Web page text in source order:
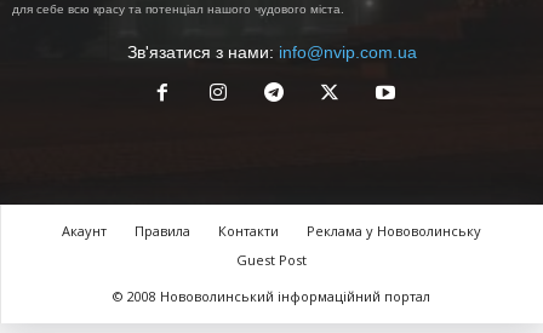
для себе всю красу та потенціал нашого чудового міста.
Зв'язатися з нами: info@nvip.com.ua
Акаунт Правила Контакти
Реклама у Нововолинську
Guest Post
© 2008 Нововолинський інформаційний портал